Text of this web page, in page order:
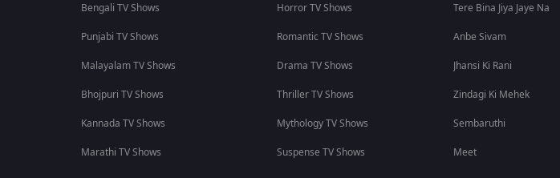
Bengali TV Shows
Punjabi TV Shows
Malayalam TV Shows
Bhojpuri TV Shows
Kannada TV Shows
Marathi TV Shows
Horror TV Shows
Romantic TV Shows
Drama TV Shows
Thriller TV Shows
Mythology TV Shows
Suspense TV Shows
Tere Bina Jiya Jaye Na
Anbe Sivam
Jhansi Ki Rani
Zindagi Ki Mehek
Sembaruthi
Meet